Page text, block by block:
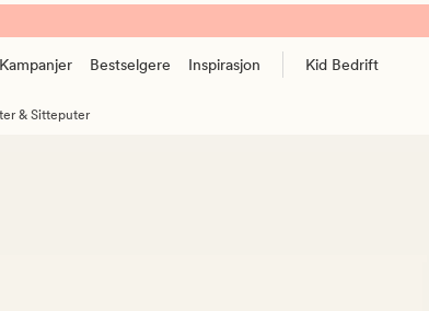
Kampanjer Bestselgere Inspirasjon Kid Bedrift
& Sitteputer